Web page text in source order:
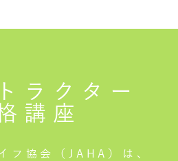
ラクター
講座
フ協会（JAHA）は、